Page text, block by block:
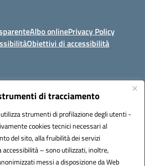
di tracciamento
strumenti di profilazione degli utenti -
cookies tecnici necessari al
del sito, alla fruibilità dei servizi
accessibilità – sono utilizzati, inoltre,
messi a disposizione da Web
Albo onlinePrivacy Policy
Obiettivi di accessibilità
67039 Sulmona (AQ)
(PEC):aqis01900g@pec.istruzione.it